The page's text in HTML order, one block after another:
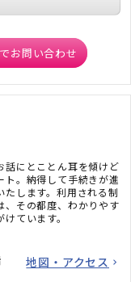
お問い合わせ
話にとことん耳を傾けど
ト。納得して手続きが進
たします。利用される制
、その都度、わかりやす
ています。
地図・アクセス